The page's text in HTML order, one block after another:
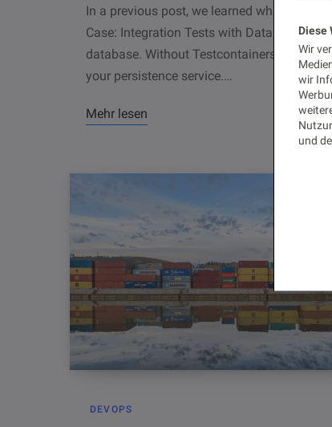
Diese
Wir
wir
und
In a previous post, we learned what
Case: Integration Tests with Database
database. Without Testcontainers, you
your persistence service.…
Mehr lesen
DEVOPS